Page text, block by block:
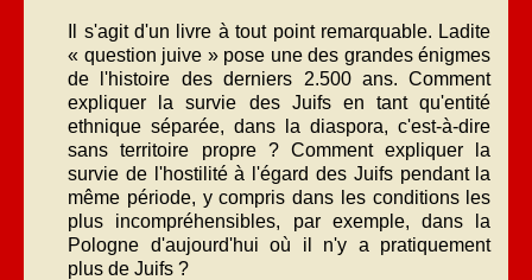
Il s'agit d'un livre à tout point remarquable. Ladite
« question juive » pose une des grandes énigmes
de l'histoire des derniers 2.500 ans. Comment
expliquer la survie des Juifs en tant qu'entité
ethnique séparée, dans la diaspora, c'est-à-dire
sans territoire propre ? Comment expliquer la
survie de l'hostilité à l'égard des Juifs pendant la
même période, y compris dans les conditions les
plus incompréhensibles, par exemple, dans la
Pologne d'aujourd'hui où il n'y a pratiquement
plus de Juifs ?